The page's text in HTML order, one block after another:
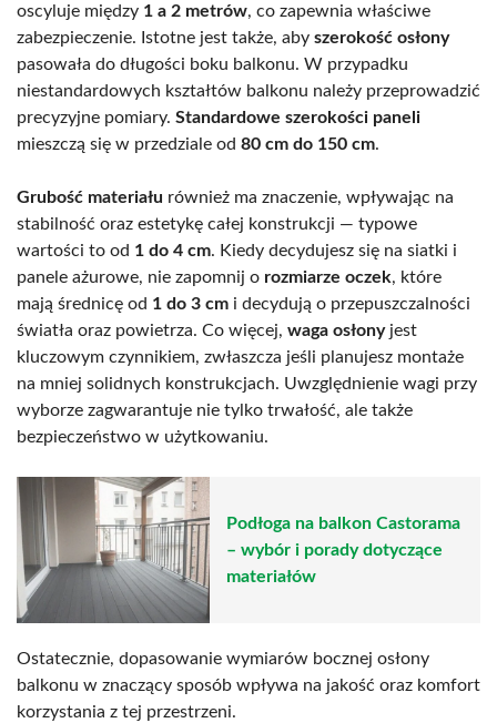
oscyluje między 1 a 2 metrów, co zapewnia właściwe
zabezpieczenie. Istotne jest także, aby szerokość osłony
pasowała do długości boku balkonu. W przypadku
niestandardowych kształtów balkonu należy przeprowadzić
precyzyjne pomiary. Standardowe szerokości paneli
mieszczą się w przedziale od 80 cm do 150 cm.
Grubość materiału również ma znaczenie, wpływając na
stabilność oraz estetykę całej konstrukcji — typowe
wartości to od 1 do 4 cm. Kiedy decydujesz się na siatki i
panele ażurowe, nie zapomnij o rozmiarze oczek, które
mają średnicę od 1 do 3 cm i decydują o przepuszczalności
światła oraz powietrza. Co więcej, waga osłonyjest
kluczowym czynnikiem, zwłaszcza jeśli planujesz montaże
na mniej solidnych konstrukcjach. Uwzględnienie wagi przy
wyborze zagwarantuje nie tylko trwałość, ale także
bezpieczeństwo w użytkowaniu.
Podłoga na balkon Castorama
– wybór i porady dotyczące
materiałów
Ostatecznie, dopasowanie wymiarów bocznej osłony
balkonu w znaczący sposób wpływa na jakość oraz komfort
korzystania z tej przestrzeni.